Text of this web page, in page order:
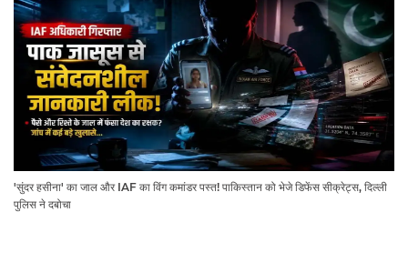
'सुंदर हसीना' का जाल और IAF का विंग कमांडर पस्त! पाकिस्तान को भेजे डिफेंस सीक्रेट्स, दिल्ली
पुलिस ने दबोचा